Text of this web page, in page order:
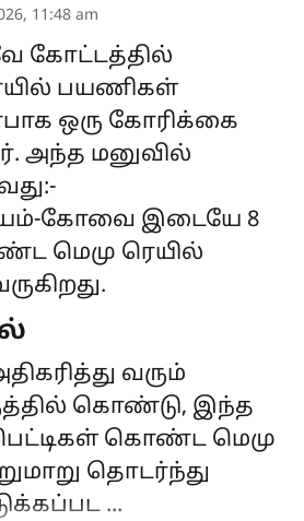
11:48 am
கோட்டத்தில்
பயணிகள்
ஒரு கோரிக்கை
அந்த மனுவில்
கோவை இடையே 8
மெமு ரெயில்
வரும்
கொண்டு, இந்த
கொண்ட மெமு
தொடர்ந்து
...